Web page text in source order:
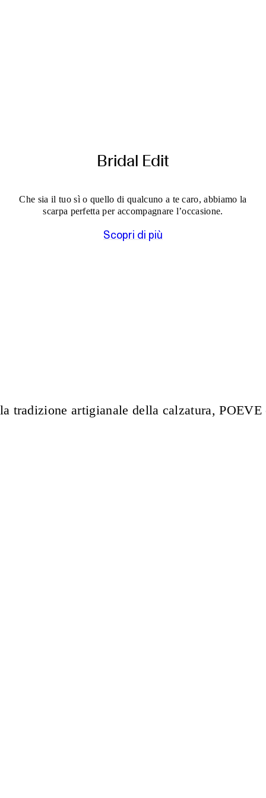
Bridal Edit
Che sia il tuo sì o quello di qualcuno a te caro, abbiamo la
scarpa perfetta per accompagnare l’occasione.
Scopri di più
tradizione artigianale della calzatura,